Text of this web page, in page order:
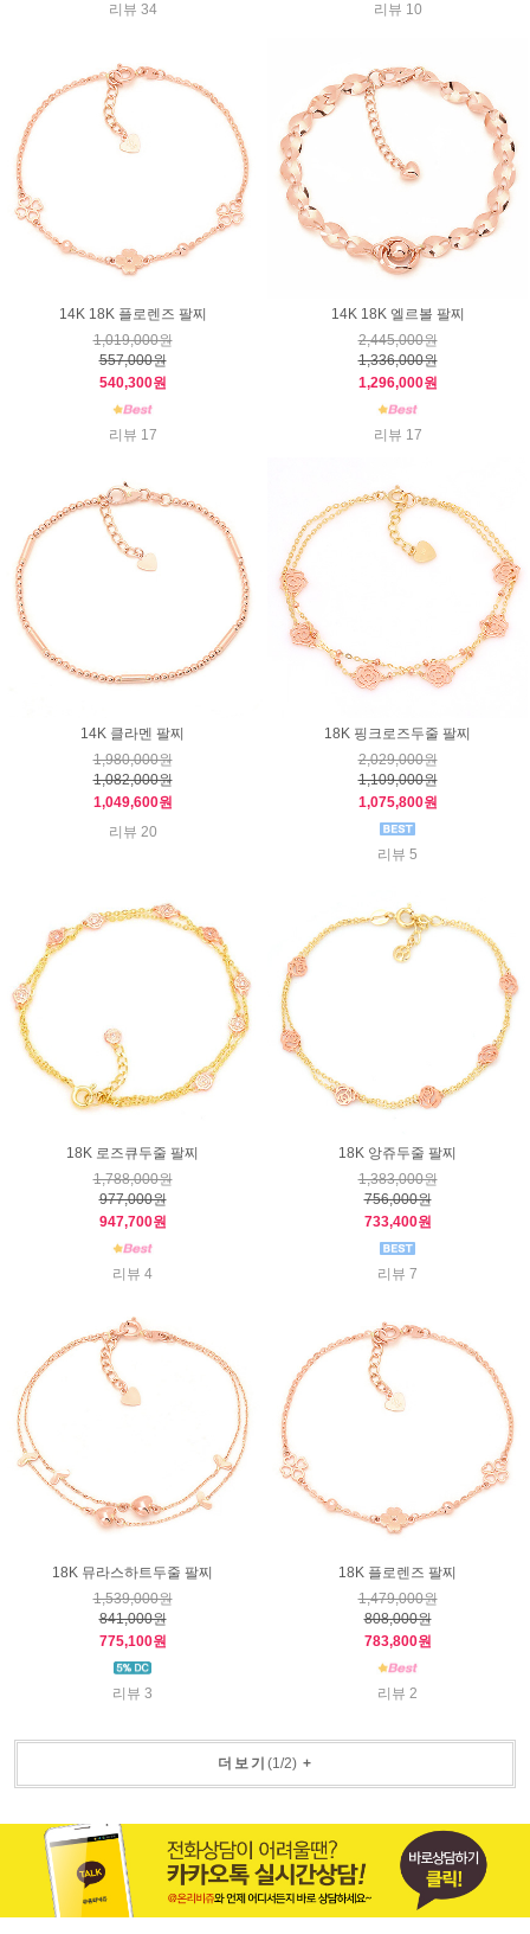
리뷰 34 리뷰 10
14K 18K 플로렌즈 팔찌
1,019,000원
557,000원
540,300원
리뷰 17
14K 18K 엘르볼 팔찌
2,445,000원
1,336,000원
1,296,000원
리뷰 17
14K 클라멘 팔찌
1,980,000원
1,082,000원
1,049,600원
리뷰 20
18K 핑크로즈두줄 팔찌
2,029,000원
1,109,000원
1,075,800원
리뷰 5
18K 로즈큐두줄 팔찌
1,788,000원
977,000원
947,700원
리뷰 4
18K 앙쥬두줄 팔찌
1,383,000원
756,000원
733,400원
리뷰 7
18K 뮤라스하트두줄 팔찌
1,539,000원
841,000원
775,100원
리뷰 3
18K 플로렌즈 팔찌
1,479,000원
808,000원
783,800원
리뷰 2
더보기 (1/2)+